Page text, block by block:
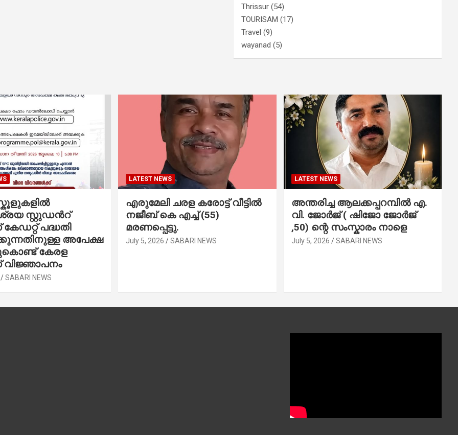
Thrissur (54)
TOURISAM (17)
Travel (9)
wayanad (5)
സ്റ്റുഡന്‍റ്
പദ്ധതി
അപേക്ഷ
കേരള
SABARI NEWS
LATEST NEWS
എരുമേലി ചരള കരോട്ട് വീട്ടിൽ
നജീബ് കെ എച്ച് (55)
മരണപ്പെട്ടു.
July 5, 2026 SABARI NEWS
LATEST NEWS
അന്തരിച്ച ആ​ല​ക്ക​പ്പ​റമ്പിൽ​ എ.​
വി. ജോ​ർ​ജ് ( ഷിജോ ജോർജ്
,50) ന്റെ സംസ്കാരം നാളെ
July 5, 2026 SABARI NEWS